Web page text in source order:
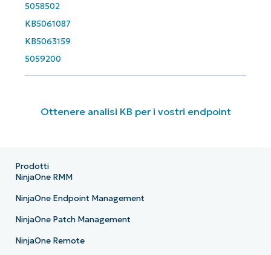
5058502
KB5061087
KB5063159
5059200
Ottenere analisi KB per i vostri endpoint
Prodotti
NinjaOne RMM
NinjaOne Endpoint Management
NinjaOne Patch Management
NinjaOne Remote